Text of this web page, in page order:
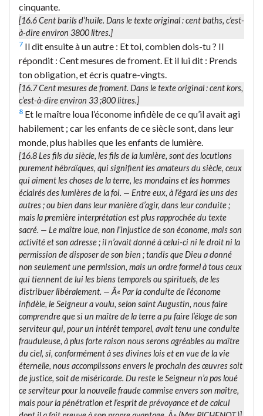
cinquante.
[16.6Cent barils d’huile. Dans le texte original :cent baths, c’est-
à-dire environ 3800 litres.]
7 Il dit ensuite à un autre : Et toi, combien dois-tu ? Il
répondit : Cent mesures de froment. Et il lui dit : Prends
ton obligation, et écris quatre-vingts.
[16.7Cent mesures de froment. Dans le texte original :cent kors,
c’est-à-dire environ 33 ;800 litres.]
8 Et le maître loua l’économe infidèle de ce qu’il avait agi
habilement ; car les enfants de ce siècle sont, dans leur
monde, plus habiles que les enfants de lumière.
[16.8Les fils du siècle, les fils de la lumière, sont des locutions
purement hébraïques, qui signifient les amateurs du siècle, ceux
qui aiment les choses de la terre, les mondains et les hommes
éclairés des lumières de la foi. — Entre eux, à l’égard les uns des
autres ; ou bien dans leur manière d’agir, dans leur conduite;
mais la première interprétation est plus rapprochée du texte
sacré. — Le maître loue, non l’injustice de son économe, mais son
activité et son adresse ; il n’avait donné à celui-ci ni le droit ni la
permission de disposer de son bien ; tandis que Dieu a donné
non seulement une permission, mais un ordre formel à tous ceux
qui tiennent de lui les biens temporels ou spirituels, de les
distribuer libéralement. — Â« Par la conduite de l’économe
infidèle, le Seigneur a voulu, selon saint Augustin, nous faire
comprendre que si un maître de la terre a pu faire l’éloge de son
serviteur qui, pour un intérêt temporel, avait tenu une conduite
frauduleuse, à plus forte raison nous serons agréables au maître
du ciel, si, conformément à ses divines lois et en vue de la vie
éternelle, nous accomplissons envers le prochain des œuvres soit
de justice, soit de miséricorde. Du reste le Seigneur n’a pas loué
ce serviteur pour la nouvelle fraude commise envers son maître,
mais pour la pénétration et l’esprit de prévoyance et de calcul